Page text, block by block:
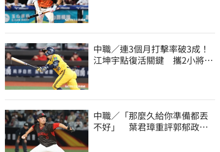
中職／連3個月打擊率破3成！
江坤宇點復活關鍵 攜2小將赴
中職／「那麼久給你準備都丟
不好」 葉君璋重評郭郁政對